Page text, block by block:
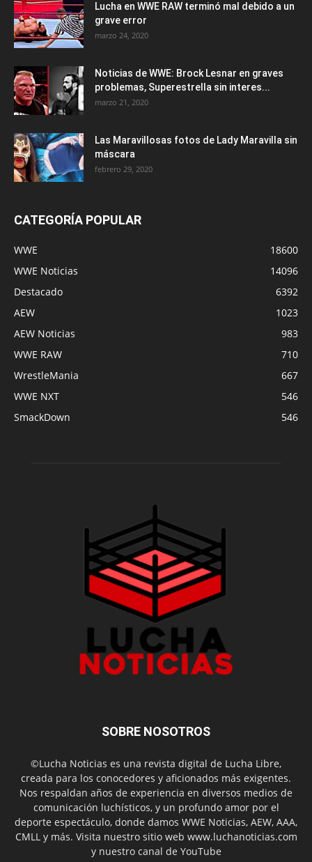
Lucha en WWE RAW terminó mal debido a un
grave error
marzo 24, 2020
Noticias de WWE: Brock Lesnar en graves
problemas, Superestrella sin interes...
marzo 21, 2020
Las Maravillosas fotos de Lady Maravilla sin
máscara
febrero 29, 2020
CATEGORÍA POPULAR
WWE
18600
WWE Noticias
14096
Destacado
6392
AEW
1023
AEW Noticias
983
WWE RAW
710
WrestleMania
667
WWE NXT
546
SmackDown
546
SOBRE NOSOTROS
©Lucha Noticias es una revista digital de Lucha Libre,
creada para los conocedores y aficionados más exigentes.
Nos respaldan años de experiencia en diversos medios de
comunicación luchísticos, y un profundo amor por el
deporte espectáculo, donde damos WWE Noticias, AEW, AAA,
CMLL y más. Visita nuestro sitio web www.luchanoticias.com
y nuestro canal de YouTube